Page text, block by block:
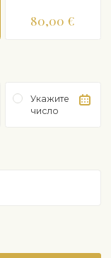
80,00 €
Укажите
число